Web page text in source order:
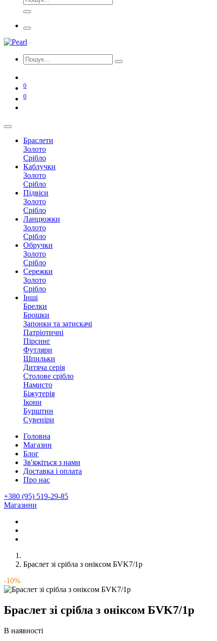
0
0
Браслети
Золото
Срібло
Каблучки
Золото
Срібло
Підвіси
Золото
Срібло
Ланцюжки
Золото
Срібло
Обручки
Золото
Срібло
Сережки
Золото
Срібло
Інші
Брелки
Брошки
Запонки та затискачі
Патріотичні
Пірсинг
Футляри
Шпильки
Дитяча серія
Столове срібло
Намисто
Біжутерія
Ікони
Бурштин
Сувеніри
Головна
Магазин
Блог
Зв'яжіться з нами
Доставка і оплата
Про нас
+380 (95) 519-29-85
Магазини
Браслет зі срібла з оніксом БVK7/1р
-10%
Браслет зі срібла з оніксом БVK7/1р
В наявності